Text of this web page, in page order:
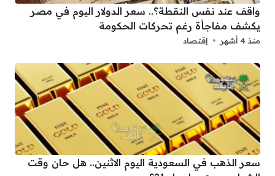
واقف عند نفس النقطة؟.. سعر الدولار اليوم في مصر
يكشف مفاجأة رغم تحركات الحكومة
منذ 4 أشهر إقتصاد
سعر الذهب في السعودية اليوم الاثنين.. هل حان وقت